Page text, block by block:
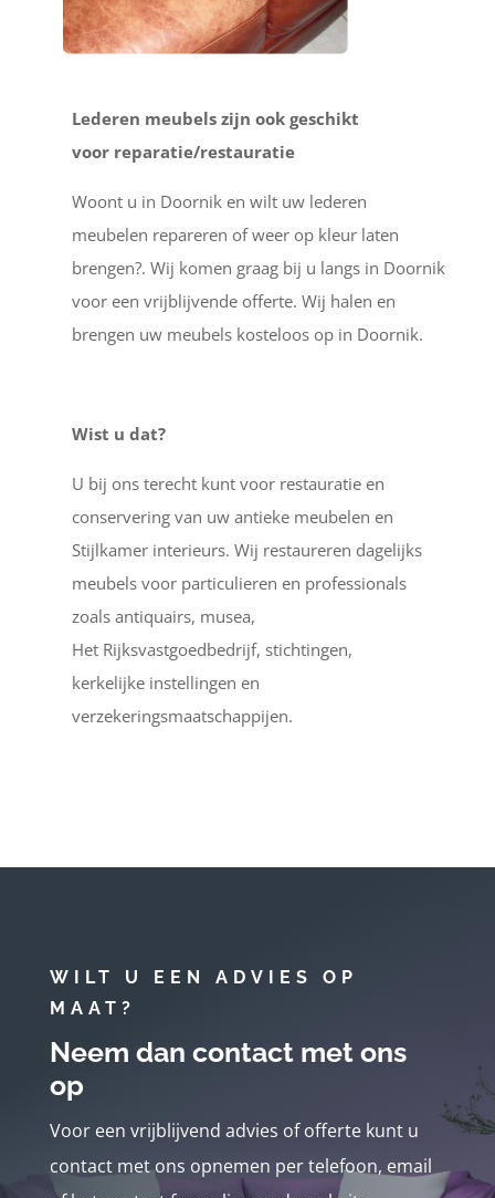
Lederen meubels zijn ook geschikt
voor reparatie/restauratie
Woont u in Doornik en wilt uw lederen
meubelen repareren of weer op kleur laten
brengen?. Wij komen graag bij u langs in Doornik
voor een vrijblijvende offerte. Wij halen en
brengen uw meubels kosteloos op in Doornik.
Wist u dat?
U bij ons terecht kunt voor restauratie en
conservering van uw antieke meubelen en
Stijlkamer interieurs. Wij restaureren dagelijks
meubels voor particulieren en professionals
zoals antiquairs, musea,
Het Rijksvastgoedbedrijf, stichtingen,
kerkelijke instellingen en
verzekeringsmaatschappijen.
WILT U EEN ADVIES OP
MAAT?
Neem dan contact met ons
op
Voor een vrijblijvend advies of offerte kunt u
contact met ons opnemen per telefoon, email